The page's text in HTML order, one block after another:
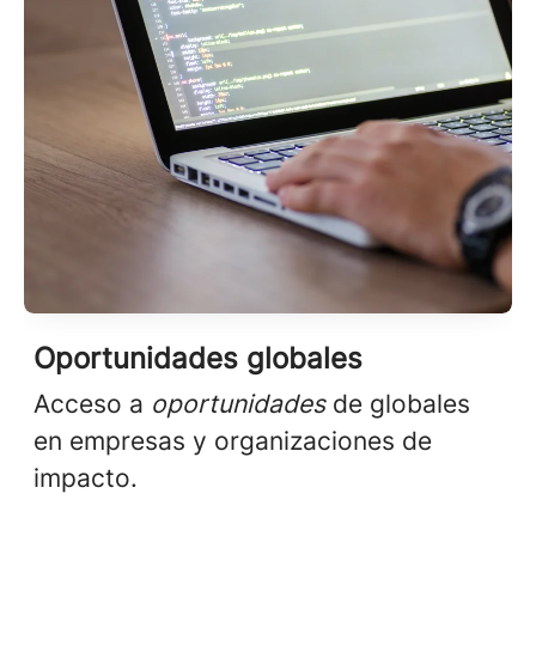
Oportunidades globales
Acceso a oportunidadesde globales
en empresas y organizaciones de
impacto.